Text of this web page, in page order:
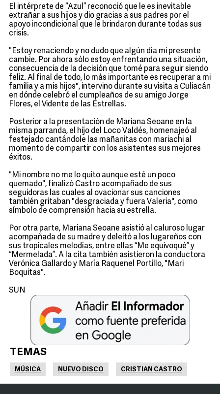
El intérprete de “Azul” reconoció que le es inevitable
extrañar a sus hijos y dio gracias a sus padres por el
apoyo incondicional que le brindaron durante todas sus
crisis.
"Estoy renaciendo y no dudo que algún día mi presente
cambie. Por ahora sólo estoy enfrentando una situación,
consecuencia de la decisión que tomé para seguir siendo
feliz. Al final de todo, lo más importante es recuperar a mi
familia y a mis hijos", intervino durante su visita a Culiacán
en dónde celebró el cumpleaños de su amigo Jorge
Flores, el Vidente de las Estrellas.
Posterior a la presentación de Mariana Seoane en la
misma parranda, el hijo del Loco Valdés, homenajeó al
festejado cantándole las mañanitas con mariachi al
momento de compartir con los asistentes sus mejores
éxitos.
"Mi nombre no me lo quito aunque esté un poco
quemado", finalizó Castro acompañado de sus
seguidoras las cuales al ovacionar sus canciones
también gritaban "desgraciada y fuera Valeria", como
símbolo de comprensión hacia su estrella.
Por otra parte, Mariana Seoane asistió al caluroso lugar
acompañada de su madre y deleitó a los lugareños con
sus tropicales melodías, entre ellas “Me equivoqué” y
“Mermelada”. A la cita también asistieron la conductora
Verónica Gallardo y María Raquenel Portillo, "Mari
Boquitas".
SUN
TEMAS
MÚSICA NUEVO DISCO CRISTIAN CASTRO